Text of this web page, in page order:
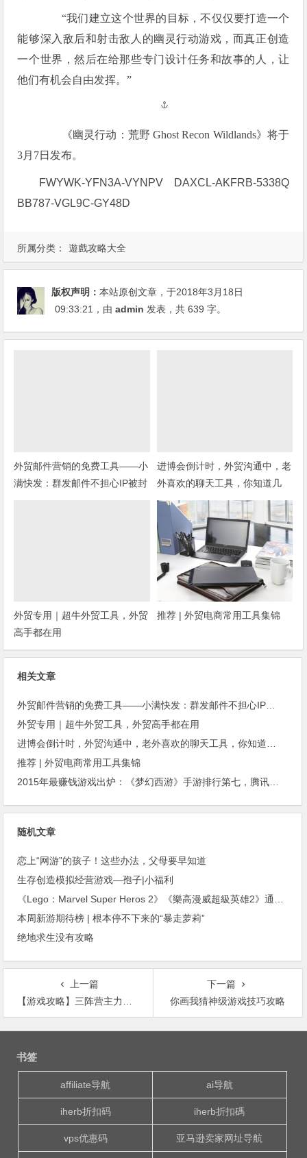
所属分类： 遊戲攻略大全
“我们建立这个世界的目标，不仅仅要打造一个
能够深入敌后和射击敌人的幽灵行动游戏，而真正创造
一个世界，然后在给那些专门设计任务和故事的人，让
他们有机会自由发挥。”
《幽灵行动：荒野 Ghost Recon Wildlands》将于
3月7日发布。
FWYWK-YFN3A-VYNPV DAXCL-AKFRB-5338Q
BB787-VGL9C-GY48D
版权声明：本站原创文章，于2018年3月18日
09:33:21 ，由admin 发表，共 639 字。
外贸邮件营销的免费工具——小
满快发：群发邮件不担心IP被封
进博会倒计时，外贸沟通中，老
外喜欢的聊天工具，你知道几
种？
外贸专用｜超牛外贸工具，外贸
高手都在用
推荐 | 外贸电商常用工具集锦
相关文章
外贸邮件营销的免费工具——小满快发：群发邮件不担心IP被封
外贸专用｜超牛外贸工具，外贸高手都在用
进博会倒计时，外贸沟通中，老外喜欢的聊天工具，你知道几种？
推荐 | 外贸电商常用工具集锦
2015年最赚钱游戏出炉：《梦幻西游》手游排行第七，腾讯总收入进前三
随机文章
恋上“网游”的孩子！这些办法，父母要早知道
生存创造模拟经营游戏—孢子|小福利
《Lego：Marvel Super Heros 2》《樂高漫威超級英雄2》通關游玩圖文心得【攻略】
本周新游期待榜 | 根本停不下来的“暴走萝莉”
绝地求生没有攻略
上一篇
【游戏攻略】三阵营主力神将分析。BY：诡尊の随风
下一篇
你画我猜神级游戏技巧攻略
文
书签
affiliate导航 ai导航
iherb折扣码 iherb折扣碼
vps优惠码 亚马逊卖家网址导航